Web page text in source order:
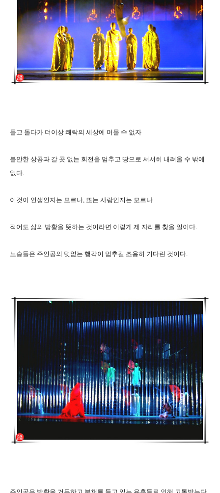
돌고 돌다가 더이상 쾌락의 세상에 머물 수 없자
불안한 상공과 갈 곳 없는 회전을 멈추고 땅으로 서서히 내려올 수 밖에
없다.
이것이 인생인지는 모르나, 또는 사랑인지는 모르나
적어도 삶의 방황을 뜻하는 것이라면 이렇게 제 자리를 찾을 일이다.
노승들은 주인공의 덧없는 행각이 멈추길 조용히 기다린 것이다.